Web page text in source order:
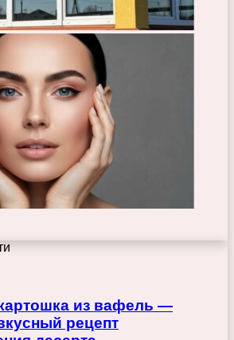
из вафель —
рецепт